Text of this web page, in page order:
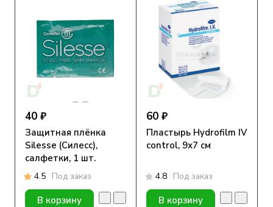
40 ₽
Защитная плёнка
Silesse (Силесс),
салфетки, 1 шт.
4.5 Под заказ
В корзину
60 ₽
Пластырь Hydrofilm IV
control, 9х7 см
4.8 Под заказ
В корзину